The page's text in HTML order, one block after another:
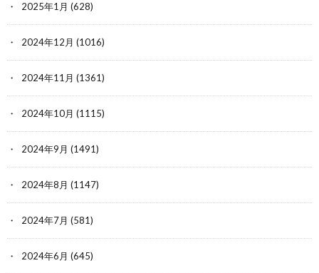
2025年1月 (628)
2024年12月 (1016)
2024年11月 (1361)
2024年10月 (1115)
2024年9月 (1491)
2024年8月 (1147)
2024年7月 (581)
2024年6月 (645)